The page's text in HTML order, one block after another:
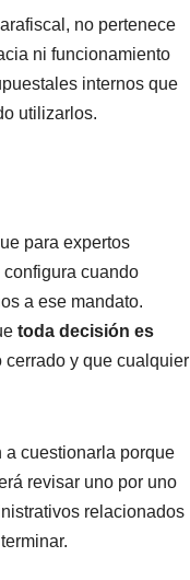
no pertenece
ni funcionamiento
internos que
utilizarlos.
para expertos
cuando
a ese mandato.
toda decisión es
cerrado y que cualquier
a cuestionarla porque
revisar uno por uno
relacionados